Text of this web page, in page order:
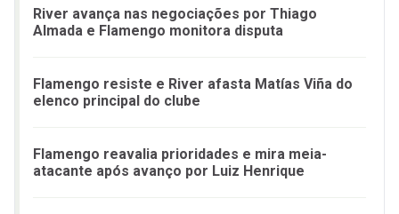
River avança nas negociações por Thiago
Almada e Flamengo monitora disputa
Flamengo resiste e River afasta Matías Viña do
elenco principal do clube
Flamengo reavalia prioridades e mira meia-
atacante após avanço por Luiz Henrique